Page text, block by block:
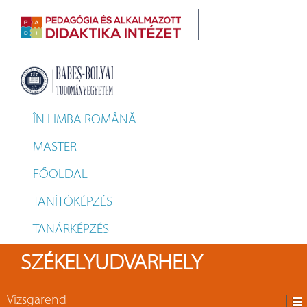
ÎN LIMBA ROMÂNĂ
MASTER
FŐOLDAL
TANÍTÓKÉPZÉS
TANÁRKÉPZÉS
SZÉKELYUDVARHELY
Vizsgarend